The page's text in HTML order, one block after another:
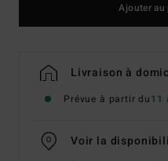
Ajouter au
Livraison à
Prévue à partir du11
Voir la